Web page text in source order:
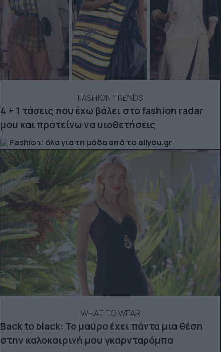
FASHION TRENDS
4 + 1 τάσεις που έχω βάλει στο fashion radar
μου και προτείνω να υιοθετήσεις
Fashion: όλα για τη μόδα από το allyou.gr
WHAT TO WEAR
Back to black: Το μαύρο έχει πάντα μια θέση
στην καλοκαιρινή μου γκαρνταρόμπα